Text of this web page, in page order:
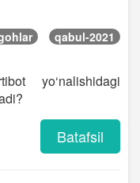
qabul-2021
yo‘nalishidagi
Batafsil